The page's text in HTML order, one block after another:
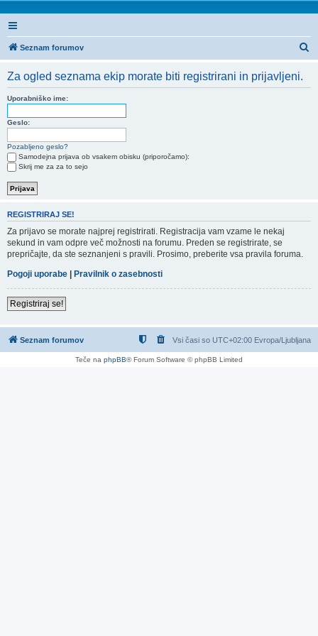
Seznam forumov
Za ogled seznama ekip morate biti registrirani in prijavljeni.
Uporabniško ime:
Geslo:
Pozabljeno geslo?
Samodejna prijava ob vsakem obisku (priporočamo):
Skrij me za za to sejo
REGISTRIRAJ SE!
Za prijavo se morate najprej registrirati. Registracija vam vzame le nekaj
sekund in vam odpre več možnosti na forumu. Preden se registrirate, se
prepričajte, da ste seznanjeni s pravili. Prosimo, preberite vsa pravila foruma.
Pogoji uporabe | Pravilnik o zasebnosti
Registriraj se!
Seznam forumov Vsi časi so UTC+02:00 Evropa/Ljubljana
Teče na phpBB® Forum Software © phpBB Limited